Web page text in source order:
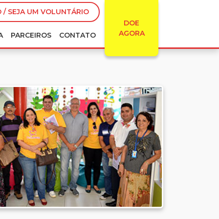
/ SEJA UM VOLUNTÁRIO
DOE
AGORA
PARCEIROS CONTATO